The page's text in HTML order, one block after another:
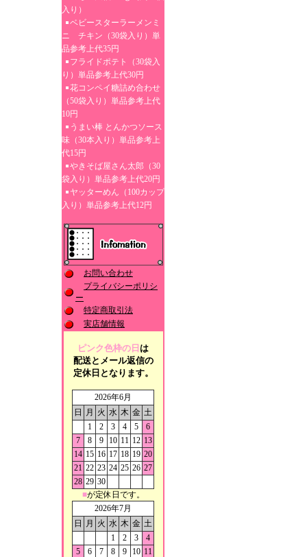
入り）
ベビースターラーメンミ
ニ チキン（30袋入り）単
品参考上代35円
フライドポテト（30袋入
り）単品参考上代30円
花コンペイ糖詰め合わせ
（50袋入り）単品参考上代
10円
うまい棒 とんかつソース
味（30本入り）単品参考上
代15円
やきそば屋さん太郎（30
袋入り）単品参考上代20円
ヤッターめん（100カップ
入り）単品参考上代12円
お問い合わせ
プライバシーポリシ
ー
特定商取引法
実店舗情報
ピンク色枠の日 は
配送とメール返信の
定休日となります。
2026年6月
日
月 火 水 木 金 土
1
2 3 4 5
6
7
8 9 10 11 12 13
14 15 16 17 18 19 20
21 22 23 24 25 26 27
28 29 30
■が定休日です。
2026年7月
日
月 火 水 木 金 土
1
2 3
4
5
6 7 8 9 10 11